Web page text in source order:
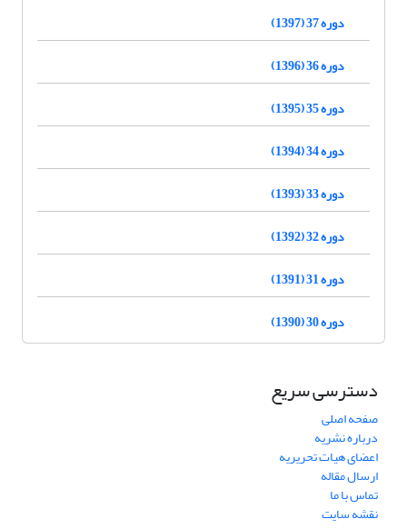
دوره 37 (1397)
دوره 36 (1396)
دوره 35 (1395)
دوره 34 (1394)
دوره 33 (1393)
دوره 32 (1392)
دوره 31 (1391)
دوره 30 (1390)
دسترسی سریع
صفحه اصلی
درباره نشریه
اعضای هیات تحریریه
ارسال مقاله
تماس با ما
نقشه سایت